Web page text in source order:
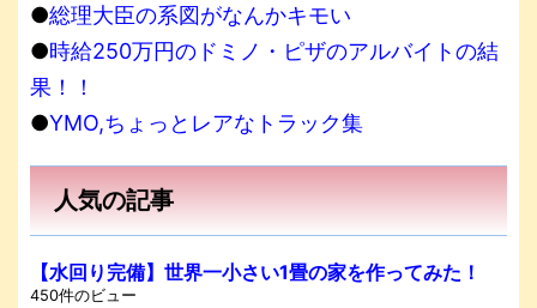
●総理大臣の系図がなんかキモい
●時給250万円のドミノ・ピザのアルバイトの結
果！！
●YMO,ちょっとレアなトラック集
人気の記事
【水回り完備】世界一小さい1畳の家を作ってみた！
450件のビュー